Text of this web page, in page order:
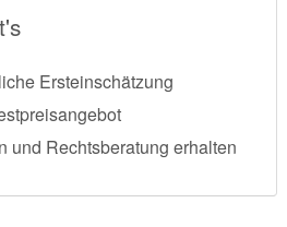
Ersteinschätzung
und Rechtsberatung erhalten